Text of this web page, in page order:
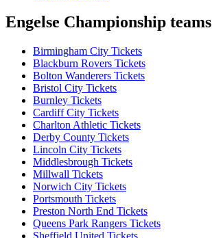
Engelse Championship teams
Birmingham City Tickets
Blackburn Rovers Tickets
Bolton Wanderers Tickets
Bristol City Tickets
Burnley Tickets
Cardiff City Tickets
Charlton Athletic Tickets
Derby County Tickets
Lincoln City Tickets
Middlesbrough Tickets
Millwall Tickets
Norwich City Tickets
Portsmouth Tickets
Preston North End Tickets
Queens Park Rangers Tickets